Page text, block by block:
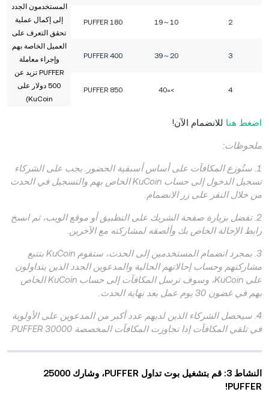
المستخدمون الجدد
إلى إكمال عملية
تحقق التعرف على
العميل الخاصة بهم
وإجراء معاملة
PUFFER تزيد عن
500 دولار على
KuCoin)
2
10～19
180 PUFFER
3
20～39
400 PUFFER
4
>=40
850 PUFFER
اضغط هنا للانضمام الآن!
ملحوظات:
1. ستُوزع المكافآت على أساس أسبقية الحضور. يجب على الشركاء
تسجيل الدخول إلى حساب KuCoin الخاص بهم والتسجيل في الحدث
من خلال النقر على زر الانضمام.
2. تفضل بزيارة صفحة الشريك على التطبيق أو موقع الويب، ثم انسخ
رابط الإحالة الخاص بك وألصقه لمشاركته مع الآخرين.
3. بمجرد انضمام المستخدمين إلى الحدث، ستقوم KuCoin بتتبع
مشاركتهم وحساب إحالاتهم الحالية والمدعوين الجدد الذين يتداولون
على KuCoin، وسوف ترسل المكافآت إلى حساب KuCoin الخاص
بهم في غضون 30 يوم عمل بعد نهاية الحدث.
4. سيحصل الشركاء الذين لديهم عدد أكبر من المدعوين على الأولوية
في تلقي المكافآت إذا تجاوزت المكافآت المخصصة 30000 PUFFER.
النشاط 3: قم بتشغيل بوت تداول PUFFER، وشارك 25000
PUFFER!